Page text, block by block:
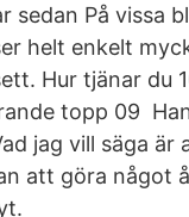
sedan På vissa
helt enkelt
Hur tjänar du
topp 09
jag vill säga är
att göra något